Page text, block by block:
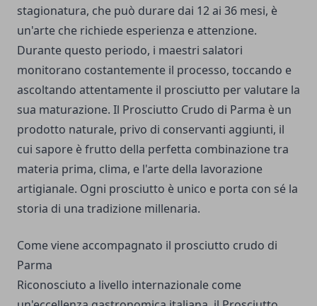
stagionatura, che può durare dai 12 ai 36 mesi, è
un'arte che richiede esperienza e attenzione.
Durante questo periodo, i maestri salatori
monitorano costantemente il processo, toccando e
ascoltando attentamente il prosciutto per valutare la
sua maturazione. Il Prosciutto Crudo di Parma è un
prodotto naturale, privo di conservanti aggiunti, il
cui sapore è frutto della perfetta combinazione tra
materia prima, clima, e l'arte della lavorazione
artigianale. Ogni prosciutto è unico e porta con sé la
storia di una tradizione millenaria.
Come viene accompagnato il prosciutto crudo di
Parma
Riconosciuto a livello internazionale come